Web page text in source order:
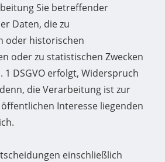
Sie betreffender
Daten, die zu
oder historischen
oder zu statistischen Zwecken
1 DSGVO erfolgt, Widerspruch
die Verarbeitung ist zur
Interesse liegenden
einschließlich